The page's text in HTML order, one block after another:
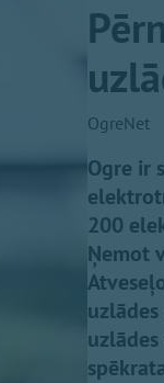
OgreNet
Ogre ir
200
Ņemot